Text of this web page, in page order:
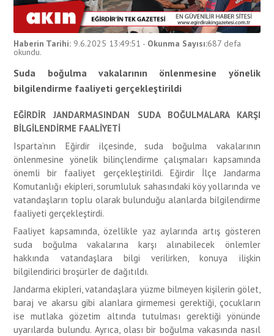
Haberin Tarihi: 9.6.2025 13:49:51 - Okunma Sayısı:687 defa
okundu.
Suda boğulma vakalarının önlenmesine yönelik
bilgilendirme faaliyeti gerçekleştirildi
EĞİRDİR JANDARMASINDAN SUDA BOĞULMALARA KARŞI
BİLGİLENDİRME FAALİYETİ
Isparta’nın Eğirdir ilçesinde, suda boğulma vakalarının
önlenmesine yönelik bilinçlendirme çalışmaları kapsamında
önemli bir faaliyet gerçekleştirildi. Eğirdir İlçe Jandarma
Komutanlığı ekipleri, sorumluluk sahasındaki köy yollarında ve
vatandaşların toplu olarak bulunduğu alanlarda bilgilendirme
faaliyeti gerçekleştirdi.
Faaliyet kapsamında, özellikle yaz aylarında artış gösteren
suda boğulma vakalarına karşı alınabilecek önlemler
hakkında vatandaşlara bilgi verilirken, konuya ilişkin
bilgilendirici broşürler de dağıtıldı.
Jandarma ekipleri, vatandaşlara yüzme bilmeyen kişilerin gölet,
baraj ve akarsu gibi alanlara girmemesi gerektiği, çocukların
ise mutlaka gözetim altında tutulması gerektiği yönünde
uyarılarda bulundu. Ayrıca, olası bir boğulma vakasında nasıl